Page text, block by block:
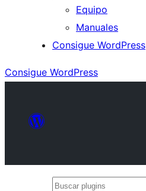
Equipo
Manuales
Consigue WordPress
Consigue WordPress
Buscar